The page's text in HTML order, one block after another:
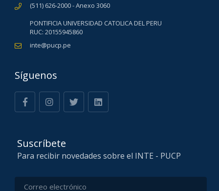
(511) 626-2000 - Anexo 3060
PONTIFICIA UNIVERSIDAD CATOLICA DEL PERU
RUC: 20155945860
inte@pucp.pe
Síguenos
Suscríbete
Para recibir novedades sobre el INTE - PUCP